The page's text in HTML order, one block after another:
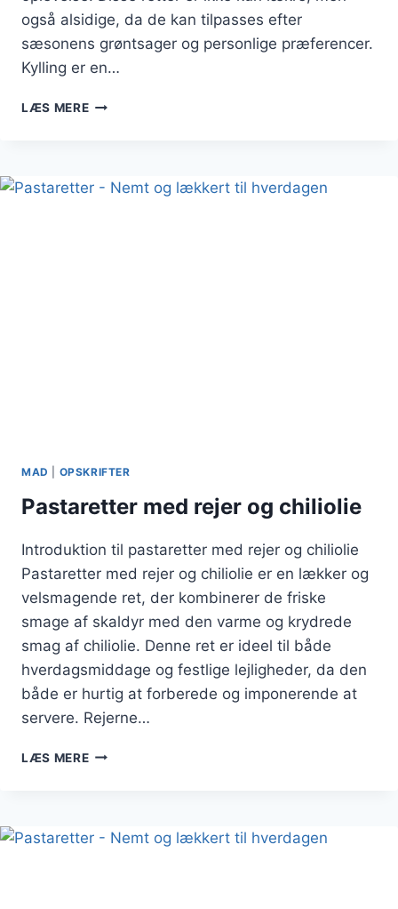
også alsidige, da de kan tilpasses efter
sæsonens grøntsager og personlige præferencer.
Kylling er en…
LÆS MEREPASTARETTER
GRØNTSAGER
MAD OPSKRIFTER
Pastaretter med rejer og chiliolie
Introduktion til pastaretter med rejer og chiliolie
Pastaretter med rejer og chiliolie er en lækker og
velsmagende ret, der kombinerer de friske
smage af skaldyr med den varme og krydrede
smag af chiliolie. Denne ret er ideel til både
hverdagsmiddage og festlige lejligheder, da den
både er hurtig at forberede og imponerende at
servere. Rejerne…
LÆS MEREPASTARETTER